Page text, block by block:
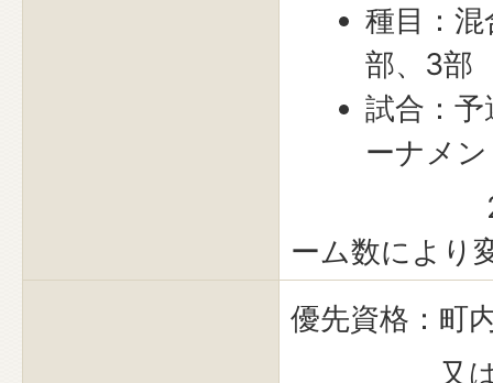
種目：
部、3部
試合：
ーナメ
21点3
ーム数により
優先資格：町
又は飯島